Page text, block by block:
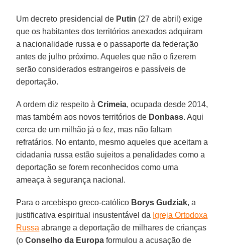
Um decreto presidencial de Putin (27 de abril) exige
que os habitantes dos territórios anexados adquiram
a nacionalidade russa e o passaporte da federação
antes de julho próximo. Aqueles que não o fizerem
serão considerados estrangeiros e passíveis de
deportação.
A ordem diz respeito à Crimeia, ocupada desde 2014,
mas também aos novos territórios de Donbass. Aqui
cerca de um milhão já o fez, mas não faltam
refratários. No entanto, mesmo aqueles que aceitam a
cidadania russa estão sujeitos a penalidades como a
deportação se forem reconhecidos como uma
ameaça à segurança nacional.
Para o arcebispo greco-católico Borys Gudziak, a
justificativa espiritual insustentável da Igreja Ortodoxa
Russa abrange a deportação de milhares de crianças
(o Conselho da Europa formulou a acusação de